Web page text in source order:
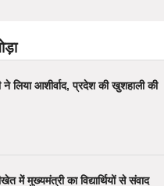
ने लिया आशीर्वाद, प्रदेश की खुशहाली की
में मुख्यमंत्री का विद्यार्थियों से संवाद